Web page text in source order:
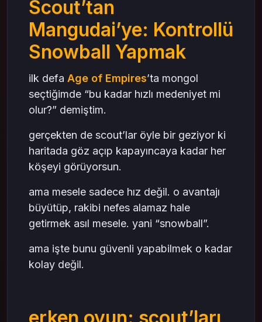
Scout’tan
Mangudai’ye: Kontrollü
Snowball Yapmak
ilk defa Age of Empires’ta mongol
seçtiğimde “bu kadar hızlı medeniyet mi
olur?” demiştim.
gerçekten de scout’lar öyle bir geziyor ki
haritada göz açıp kapayıncaya kadar her
köşeyi görüyorsun.
ama mesele sadece hız değil. o avantajı
büyütüp, rakibi nefes alamaz hale
getirmek asıl mesele. yani “snowball”.
ama işte bunu güvenli yapabilmek o kadar
kolay değil.
erken oyun: scout’ları